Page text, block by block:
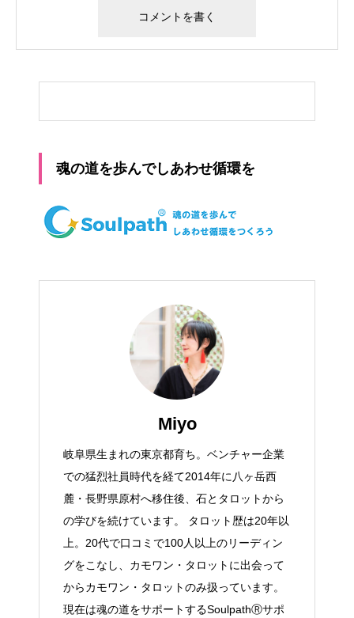
魂の道を歩んでしあわせ循環を
Miyo
岐阜県生まれの東京都育ち。ベンチャー企業
での猛烈社員時代を経て2014年に八ヶ岳西
麓・長野県原村へ移住後、石とタロットから
の学びを続けています。 タロット歴は20年以
上。20代で口コミで100人以上のリーディン
グをこなし、カモワン・タロットに出会って
からカモワン・タロットのみ扱っています。
現在は魂の道をサポートするSoulpathⓇサポ